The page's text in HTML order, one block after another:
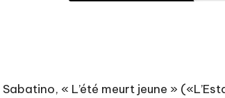
« L’été meurt jeune »